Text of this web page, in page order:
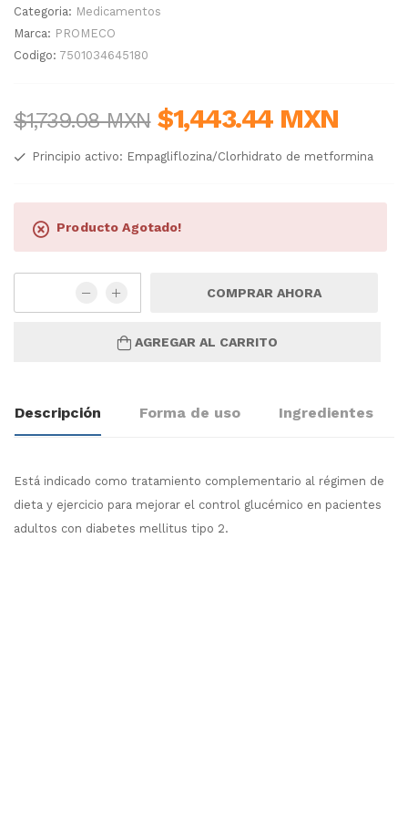
Categoria: Medicamentos
Marca: PROMECO
Codigo: 7501034645180
$1,739.08 MXN $1,443.44 MXN
Principio activo: Empagliflozina/Clorhidrato de metformina
Producto Agotado!
COMPRAR AHORA
AGREGAR AL CARRITO
Descripción Forma de uso Ingredientes
Está indicado como tratamiento complementario al régimen de
dieta y ejercicio para mejorar el control glucémico en pacientes
adultos con diabetes mellitus tipo 2.